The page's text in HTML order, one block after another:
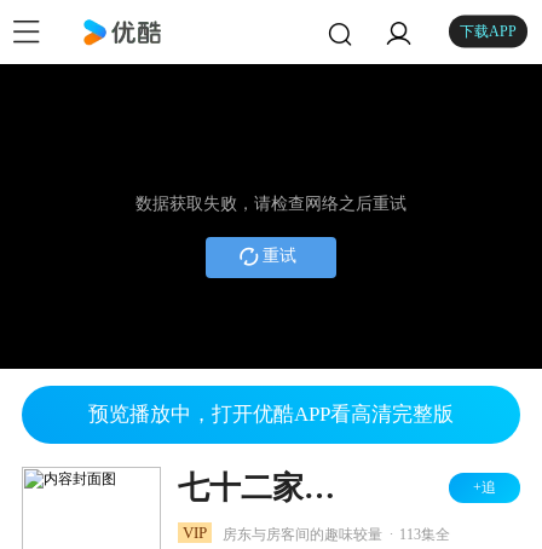
下载APP
数据获取失败，请检查网络之后重试
重试
预览播放中，打开优酷APP看高清完整版
七十二家房客 第三部 +追
VIP 房东与房客间的趣味较量 113集全